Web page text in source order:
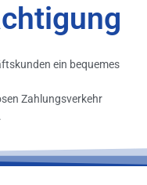
ein bequemes
Zahlungsverkehr